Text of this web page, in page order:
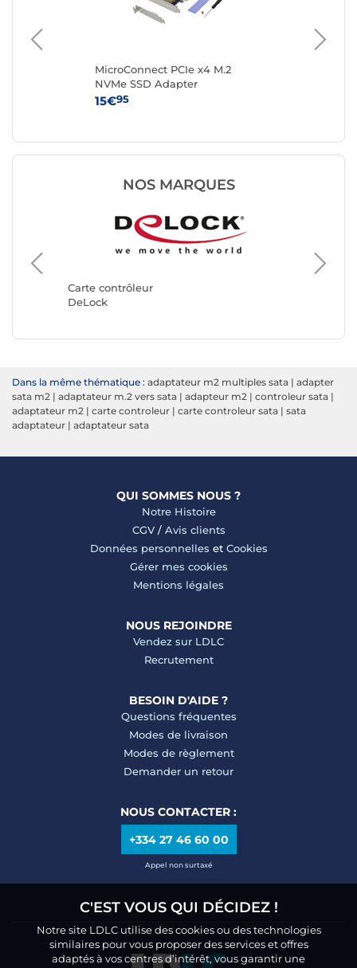
MicroConnect PCIe x4 M.2
NVMe SSD Adapter
15€95
NOS MARQUES
Carte contrôleur
DeLock
Carte
Dans la même thématique : adaptateur m2 multiples sata | adapter
sata m2 | adaptateur m.2 vers sata | adapteur m2 | controleur sata |
adaptateur m2 | carte controleur | carte controleur sata | sata
adaptateur | adaptateur sata
QUI SOMMES NOUS ?
Notre Histoire
CGV/ Avis clients
Données personnelles et Cookies
Gérer mes cookies
Mentions légales
NOUS REJOINDRE
Vendez sur LDLC
Recrutement
BESOIN D'AIDE ?
Questions fréquentes
Modes de livraison
Modes de règlement
Demander un retour
NOUS CONTACTER :
+334 27 46 60 00
Appel non surtaxé
C'EST VOUS QUI DÉCIDEZ !
Notre site LDLC utilise des cookies ou des technologies
similaires pour vous proposer des services et offres
adaptés à vos centres d’intérêt, vous garantir une